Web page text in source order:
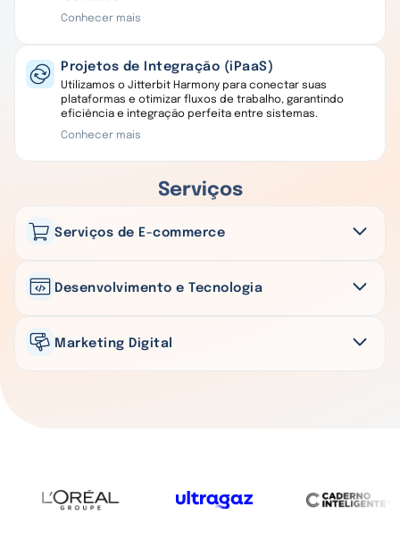
Conhecer mais
Projetos de Integração (iPaaS)
Utilizamos o Jitterbit Harmony para conectar suas
plataformas e otimizar fluxos de trabalho, garantindo
eficiência e integração perfeita entre sistemas.
Conhecer mais
Serviços
Serviços de E-commerce
Desenvolvimento e Tecnologia
Marketing Digital